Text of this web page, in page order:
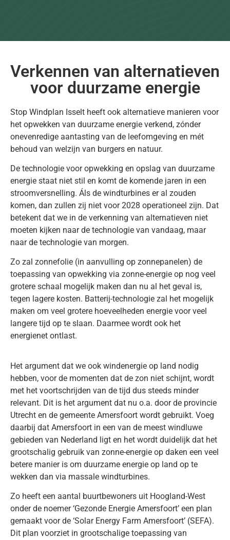
Verkennen van alternatieven
voor duurzame energie
Stop Windplan Isselt heeft ook alternatieve manieren voor
het opwekken van duurzame energie verkend, zónder
onevenredige aantasting van de leefomgeving en mét
behoud van welzijn van burgers en natuur.
De technologie voor opwekking en opslag van duurzame
energie staat niet stil en komt de komende jaren in een
stroomversnelling. Áls de windturbines er al zouden
komen, dan zullen zij niet voor 2028 operationeel zijn. Dat
betekent dat we in de verkenning van alternatieven niet
moeten kijken naar de technologie van vandaag, maar
naar de technologie van morgen.
Zo zal zonnefolie (in aanvulling op zonnepanelen) de
toepassing van opwekking via zonne-energie op nog veel
grotere schaal mogelijk maken dan nu al het geval is,
tegen lagere kosten. Batterij-technologie zal het mogelijk
maken om veel grotere hoeveelheden energie voor veel
langere tijd op te slaan. Daarmee wordt ook het
energienet ontlast.
Het argument dat we ook windenergie op land nodig
hebben, voor de momenten dat de zon niet schijnt, wordt
met het voortschrijden van de tijd dus steeds minder
relevant. Dit is het argument dat nu o.a. door de provincie
Utrecht en de gemeente Amersfoort wordt gebruikt. Voeg
daarbij dat Amersfoort in een van de meest windluwe
gebieden van Nederland ligt en het wordt duidelijk dat het
grootschalig gebruik van zonne-energie op daken een veel
betere manier is om duurzame energie op land op te
wekken dan via massale windturbines.
Zo heeft een aantal buurtbewoners uit Hoogland-West
onder de noemer ‘Gezonde Energie Amersfoort’ een plan
gemaakt voor de ‘Solar Energy Farm Amersfoort’ (SEFA).
Dit plan voorziet in grootschalige toepassing van